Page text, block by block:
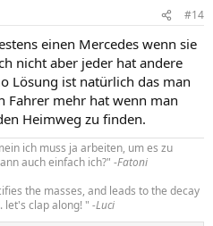
#14
einen Mercedes wenn sie
nicht aber jeder hat andere
Lösung ist natürlich das man
Fahrer mehr hat wenn man
Heimweg zu finden.
ich muss ja arbeiten, um es zu
auch einfach ich?" -Fatoni
the masses, and leads to the decay
let's clap along! " -Luci